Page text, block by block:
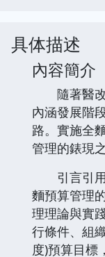
具体描述
內容簡介
隨著醫改
內涵發展階
路。實施全
管理的錶現之
引言引用
麵預算管理
理理論與實
行條件、組
度)預算目標